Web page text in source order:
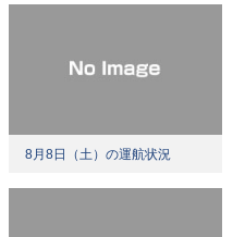
8月8日（土）の運航状況